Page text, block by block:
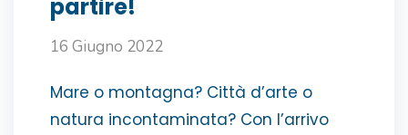
partire!
16 Giugno 2022
Mare o montagna? Città d’arte o
natura incontaminata? Con l’arrivo